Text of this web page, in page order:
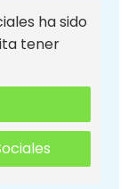
ha sido
tener